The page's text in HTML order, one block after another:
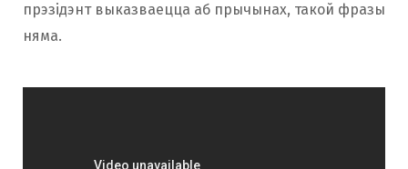
прэзідэнт выказваецца аб прычынах, такой фразы
няма.